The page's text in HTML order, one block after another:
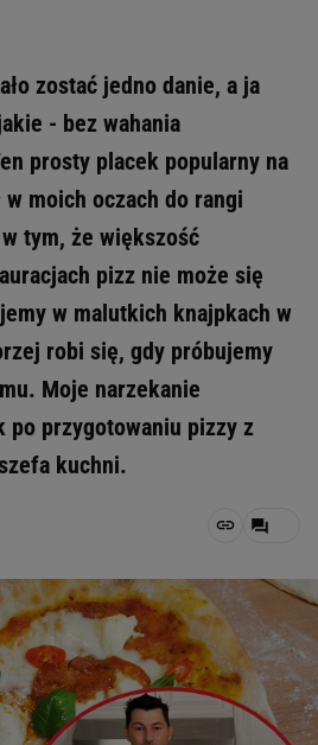
zostać jedno danie, a ja
- bez wahania
prosty placek popularny na
w moich oczach do rangi
tym, że większość
pizz nie może się
w malutkich knajpkach w
robi się, gdy próbujemy
Moje narzekanie
po przygotowaniu pizzy z
kuchni.